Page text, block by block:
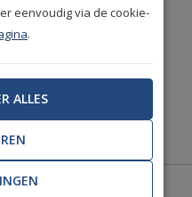
Gratis lijm
Behang Arte Icons
eenvoudig via de cookie-
.
ALLES